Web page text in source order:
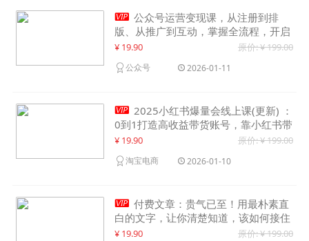
 公众号运营变现课，从注册到排
版、从推广到互动，掌握全流程，开启
个人品牌月入30000+
¥ 19.90 原价: ¥ 199.00
公众号 2026-01-11
 2025小红书爆量会线上课(更新) ：
0到1打造高收益带货账号，靠小红书带
货年入100w？机会来了！
¥ 19.90 原价: ¥ 199.00
淘宝电商 2026-01-10
 付费文章：贵气已至！用最朴素直
白的文字，让你清楚知道，该如何接住
这一次时代的泼天富贵
¥ 19.90 原价: ¥ 199.00